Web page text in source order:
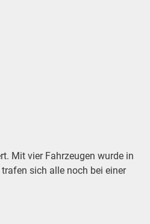
Mit vier Fahrzeugen wurde in
sich alle noch bei einer